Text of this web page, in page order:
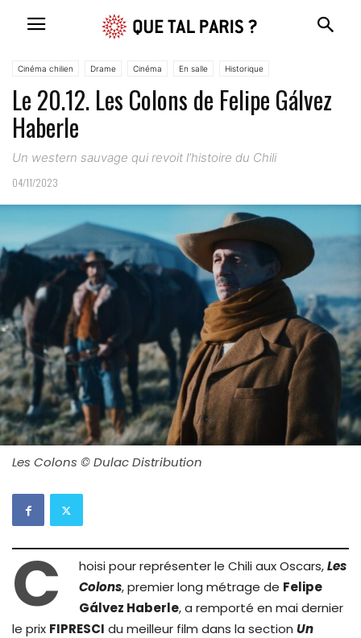
Cinéma chilien Drame Cinéma En salle Historique
Le 20.12. Les Colons de Felipe Gálvez
Haberle
Un western sauvage qui revoit l’histoire du Chili
04/11/2023
Les Colons © Dulac Distribution
C hoisi pour représenter le Chili aux Oscars,Les
Colons, premier long métrage de Felipe
Gálvez Haberle, a remporté en mai dernier
le prix FIPRESCI du meilleur film dans la section Un